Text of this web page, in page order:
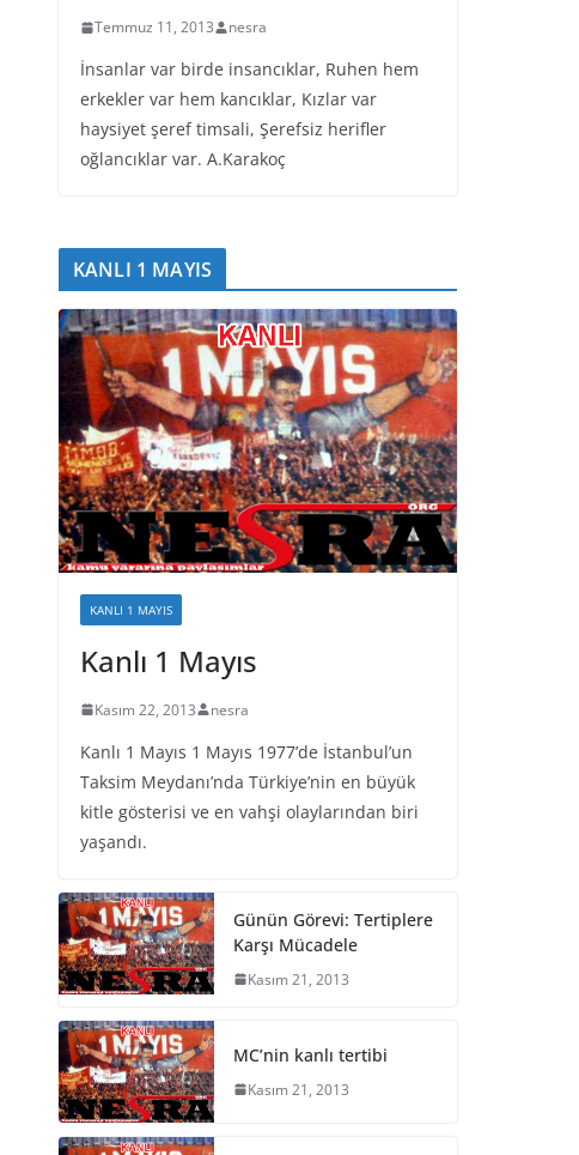
Temmuz 11, 2013 nesra
İnsanlar var birde insancıklar, Ruhen hem
erkekler var hem kancıklar, Kızlar var
haysiyet şeref timsali, Şerefsiz herifler
oğlancıklar var. A.Karakoç
KANLI 1 MAYIS
KANLI 1 MAYIS
Kanlı 1 Mayıs
Kasım 22, 2013 nesra
Kanlı 1 Mayıs 1 Mayıs 1977’de İstanbul’un
Taksim Meydanı’nda Türkiye’nin en büyük
kitle gösterisi ve en vahşi olaylarından biri
yaşandı.
Günün Görevi: Tertiplere
Karşı Mücadele
Kasım 21, 2013
MC’nin kanlı tertibi
Kasım 21, 2013